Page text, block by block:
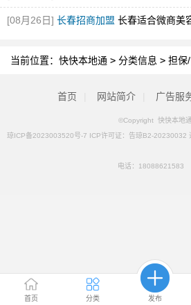
首页 分类 发布
系咨询电话
[08月26日] 长春招商加盟 长春适合微商美
当前位置： 快快本地通 > 分类信息 > 担保
首页 网站简介 广告服
©Copyright 快快本地通
琼ICP备2023003520号-7 ICP许可证：告琼B2-20230032
电话： 18088621583